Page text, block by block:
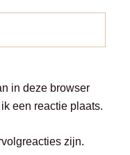
in deze browser
een reactie plaats.
zijn.